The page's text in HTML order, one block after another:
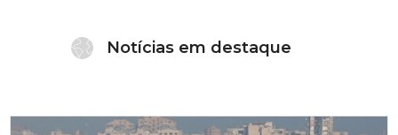
Notícias em destaque